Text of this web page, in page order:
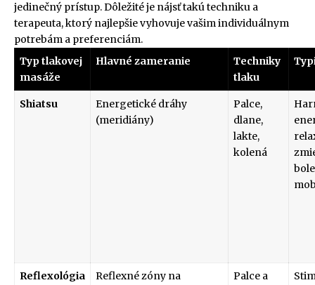
jedinečný prístup. Dôležité je nájsť takú techniku a
terapeuta, ktorý najlepšie vyhovuje vašim individuálnym
potrebám a preferenciám.
Typ tlakovej
masáže
Hlavné zameranie
Techniky
tlaku
Shiatsu
Energetické dráhy
(meridiány)
Palce,
dlane,
lakte,
kolená
Reflexológia
Reflexné zóny na
Palce a